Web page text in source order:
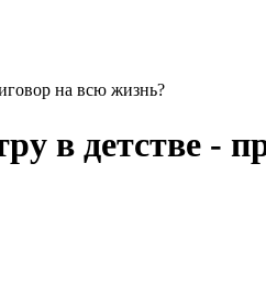
на всю жизнь?
в детстве -